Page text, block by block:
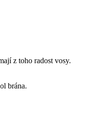
z toho radost vosy.
brána.